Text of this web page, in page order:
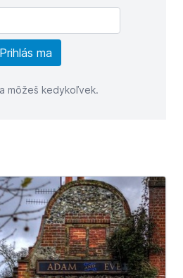
môžeš kedykoľvek.